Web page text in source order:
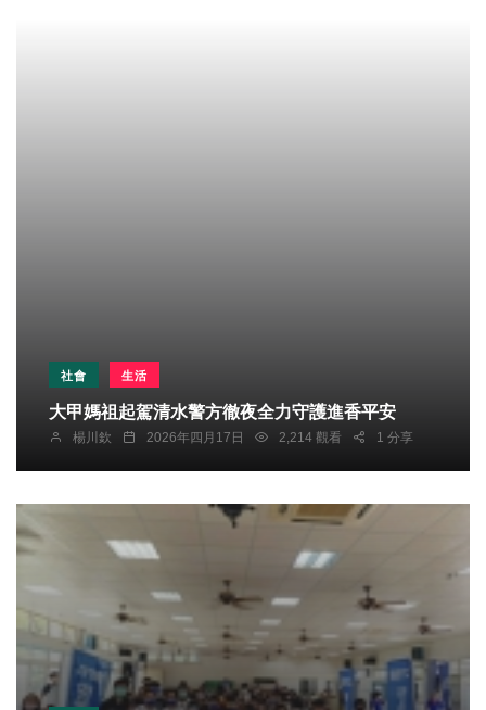
社會 生活
大甲媽祖起駕清水警方徹夜全力守護進香平安
楊川欽 2026年四月17日 2,214 觀看 1 分享